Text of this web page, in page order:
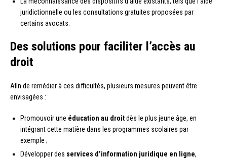
juridictionnelle ou les consultations gratuites proposées par
certains avocats.
Des solutions pour faciliter l’accès au
droit
Afin de remédier à ces difficultés, plusieurs mesures peuvent être
envisagées :
Promouvoir une éducation au droitdès le plus jeune âge, en
intégrant cette matière dans les programmes scolaires par
exemple ;
Développer des services d’information juridique en ligne,